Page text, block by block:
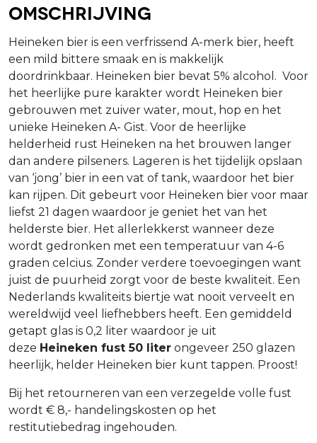
Omschrijving
Heineken bier is een verfrissend A-merk bier, heeft
een mild bittere smaak en is makkelijk
doordrinkbaar. Heineken bier bevat 5% alcohol. Voor
het heerlijke pure karakter wordt Heineken bier
gebrouwen met zuiver water, mout, hop en het
unieke Heineken A- Gist. Voor de heerlijke
helderheid rust Heineken na het brouwen langer
dan andere pilseners. Lageren is het tijdelijk opslaan
van ‘jong’ bier in een vat of tank, waardoor het bier
kan rijpen. Dit gebeurt voor Heineken bier voor maar
liefst 21 dagen waardoor je geniet het van het
helderste bier. Het allerlekkerst wanneer deze
wordt gedronken met een temperatuur van 4-6
graden celcius. Zonder verdere toevoegingen want
juist de puurheid zorgt voor de beste kwaliteit. Een
Nederlands kwaliteits biertje wat nooit verveelt en
wereldwijd veel liefhebbers heeft. Een gemiddeld
getapt glas is 0,2 liter waardoor je uit
deze Heineken fust 50 liter ongeveer 250 glazen
heerlijk, helder Heineken bier kunt tappen. Proost!
Bij het retourneren van een verzegelde volle fust
wordt € 8,- handelingskosten op het
restitutiebedrag ingehouden.